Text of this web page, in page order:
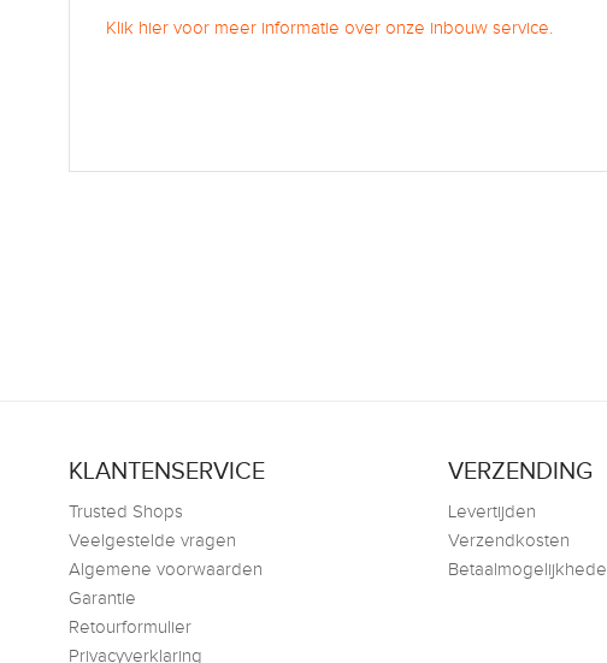
Klik hier voor meer informatie over onze inbouw service.
KLANTENSERVICE
Trusted Shops
Veelgestelde vragen
Algemene voorwaarden
Garantie
Retourformulier
Privacyverklaring
VERZENDING
Levertijden
Verzendkosten